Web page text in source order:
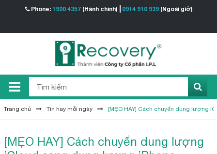
Phone: 1900 4357(Hành chính) 0914 910 939(Ngoài giờ)
Trang chủ Tin hay mỗi ngày [MẸO HAY] Cách chuyển dung lượng
[MẸO HAY] Cách chuyển dung lượng